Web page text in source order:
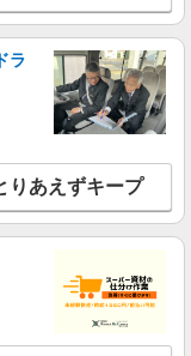
ラ
りあえずキープ